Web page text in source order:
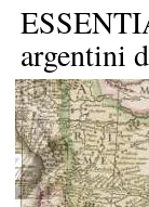
argentini